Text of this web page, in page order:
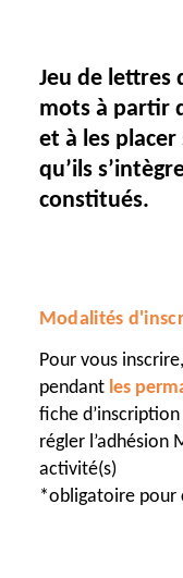
Jeu de lettres
mots à partir
et à les
qu’ils
constitués.
Modalités
Pour vous
pendant les
fiche
régler l’adhésion
activité(s)
*obligatoire pour